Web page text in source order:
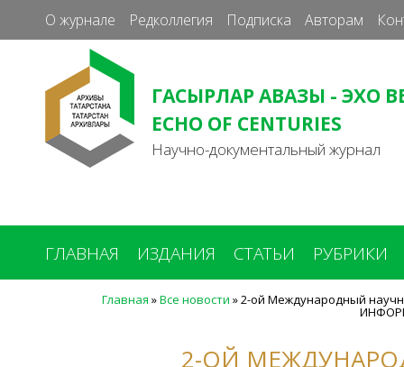
О журнале Редколлегия Подписка Авторам
ГАСЫРЛАР АВАЗЫ - ЭХО
ECHO OF CENTURIES
Научно-документальный журнал
ГЛАВНАЯ ИЗДАНИЯ СТАТЬИ РУБРИКИ
Главная »Все новости »2-ой Международный
2-ОЙ